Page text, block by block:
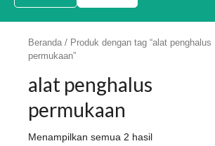
Beranda / Produk dengan tag “alat penghalus
permukaan”
alat penghalus
permukaan
Menampilkan semua 2 hasil